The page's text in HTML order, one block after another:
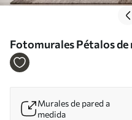
Fotomurales Pétalos
estilo abstracto Nr.
Murales de pared a
medida